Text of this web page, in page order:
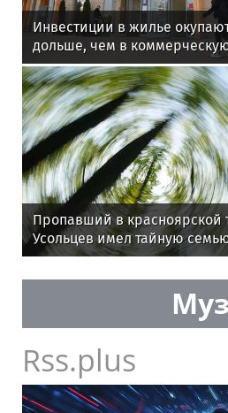
Инвестиции в жилье
дольше, чем в
Пропавший в красноярской
Усольцев имел тайную
дочь
Rss.plus